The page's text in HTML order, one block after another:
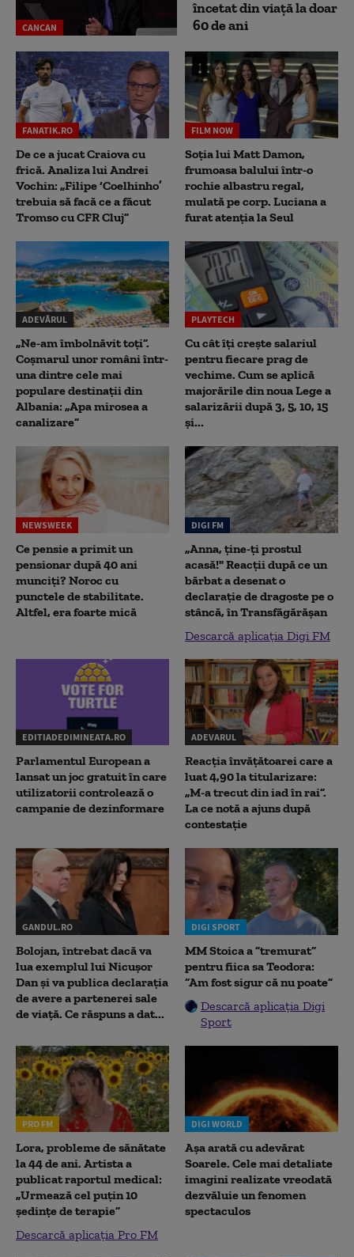
CANCAN
încetat din viață la doar
60 de ani
FANATIK.RO
De ce a jucat Craiova cu
frică. Analiza lui Andrei
Vochin: „Filipe ‘Coelhinho’
trebuia să facă ce a făcut
Tromso cu CFR Cluj”
FILM NOW
Soția lui Matt Damon,
frumoasa balului într-o
rochie albastru regal,
mulată pe corp. Luciana a
furat atenția la Seul
ADEVĂRUL
„Ne-am îmbolnăvit toți”.
Coșmarul unor români într-
una dintre cele mai
populare destinații din
Albania: „Apa mirosea a
canalizare”
PLAYTECH
Cu cât îți crește salariul
pentru fiecare prag de
vechime. Cum se aplică
majorările din noua Lege a
salarizării după 3, 5, 10, 15
și...
NEWSWEEK
Ce pensie a primit un
pensionar după 40 ani
munciți? Noroc cu
punctele de stabilitate.
Altfel, era foarte mică
DIGI FM
„Anna, ţine-ţi prostul
acasă!" Reacţii după ce un
bărbat a desenat o
declaraţie de dragoste pe o
stâncă, în Transfăgărăşan
Descarcă aplicația Digi FM
EDITIADEDIMINEATA.RO
Parlamentul European a
lansat un joc gratuit în care
utilizatorii controlează o
campanie de dezinformare
ADEVARUL
Reacția învățătoarei care a
luat 4,90 la titularizare:
„M-a trecut din iad în rai”.
La ce notă a ajuns după
contestație
GANDUL.RO
Bolojan, întrebat dacă va
lua exemplul lui Nicușor
Dan și va publica declarația
de avere a partenerei sale
de viață. Ce răspuns a dat...
DIGI SPORT
MM Stoica a ”tremurat”
pentru fiica sa Teodora:
”Am fost sigur că nu poate”
Descarcă aplicația Digi
Sport
PRO FM
Lora, probleme de sănătate
la 44 de ani. Artista a
publicat raportul medical:
„Urmează cel puțin 10
ședințe de terapie”
Descarcă aplicația Pro FM
DIGI WORLD
Așa arată cu adevărat
Soarele. Cele mai detaliate
imagini realizate vreodată
dezvăluie un fenomen
spectaculos